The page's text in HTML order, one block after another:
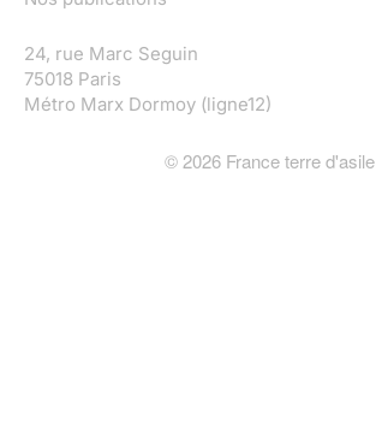
24, rue Marc Seguin
75018 Paris
Métro Marx Dormoy (ligne12)
© 2026France terre d'asile